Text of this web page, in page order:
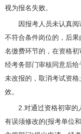
视为报名失败。
因报考人员未认真阅
不符合条件岗位的，后
名缴费环节的，在资格
经考务部门审核同意后
未改报的，取消考试资
效。
2.对通过资格初审的人
有误须修改的(报考单位